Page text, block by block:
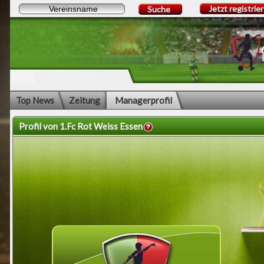
Suche Jetzt
Top News Zeitung Managerprofil
Profil von 1.Fc Rot Weiss Essen